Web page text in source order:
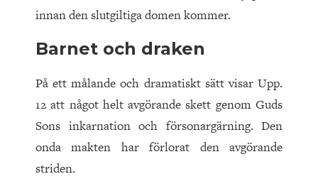
innan den slutgiltiga domen kommer.
Barnet och draken
På ett målande och dramatiskt sätt visar Upp.
12 att något helt avgörande skett genom Guds
Sons inkarnation och försonargärning. Den
onda makten har förlorat den avgörande
striden.